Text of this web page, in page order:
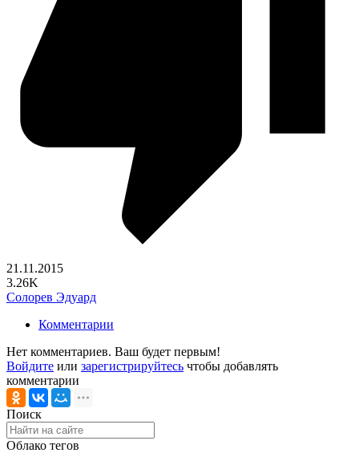
21.11.2015
3.26K
Солорев Эдуард
Комментарии
Нет комментариев. Ваш будет первым!
Войдите или зарегистрируйтесь чтобы добавлять
комментарии
Поиск
Облако тегов